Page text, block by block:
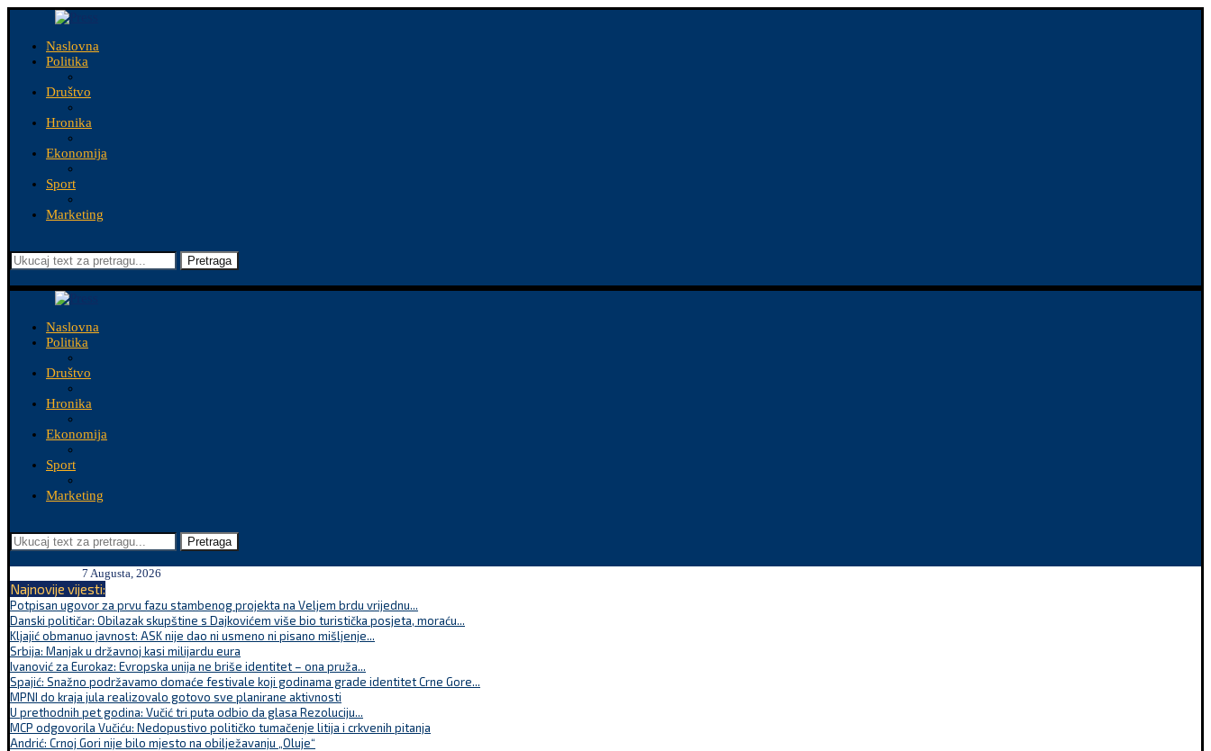
Naslovna
Politika
Društvo
Hronika
Ekonomija
Sport
Marketing
Pretraga
Naslovna
Politika
Društvo
Hronika
Ekonomija
Sport
Marketing
Pretraga
7 Augusta, 2026
Najnovije vijesti:
Potpisan ugovor za prvu fazu stambenog projekta na Veljem brdu vrijednu...
Danski političar: Obilazak skupštine s Dajkovićem više bio turistička posjeta, moraću...
Kljajić obmanuo javnost: ASK nije dao ni usmeno ni pisano mišljenje...
Srbija: Manjak u državnoj kasi milijardu eura
Ivanović za Eurokaz: Evropska unija ne briše identitet – ona pruža...
Spajić: Snažno podržavamo domaće festivale koji godinama grade identitet Crne Gore...
MPNI do kraja jula realizovalo gotovo sve planirane aktivnosti
U prethodnih pet godina: Vučić tri puta odbio da glasa Rezoluciju...
MCP odgovorila Vučiću: Nedopustivo političko tumačenje litija i crkvenih pitanja
Andrić: Crnoj Gori nije bilo mjesto na obilježavanju „Oluje“